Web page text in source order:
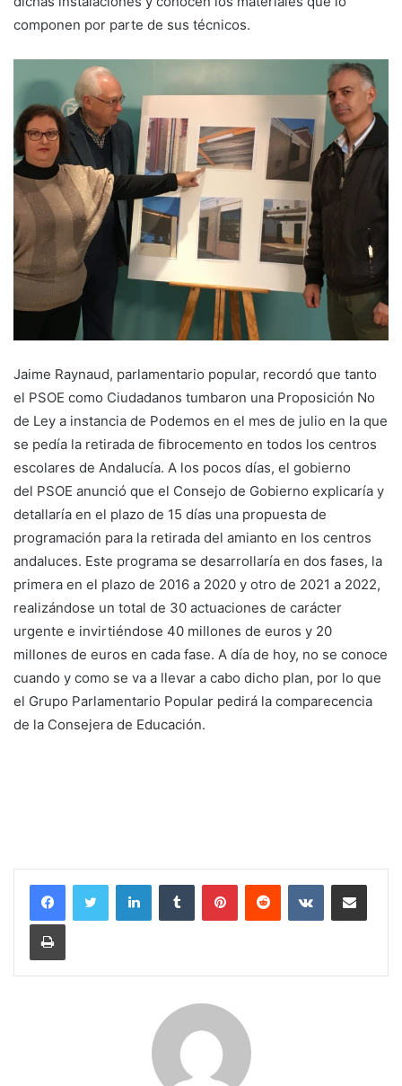
componen por parte de sus técnicos.
Jaime Raynaud, parlamentario popular, recordó que tanto
el PSOE como Ciudadanos tumbaron una Proposición No
de Ley a instancia de Podemos en el mes de julio en la que
se pedía la retirada de fibrocemento en todos los centros
escolares de Andalucía. A los pocos días, el gobierno
del PSOE anunció que el Consejo de Gobierno explicaría y
detallaría en el plazo de 15 días una propuesta de
programación para la retirada del amianto en los centros
andaluces. Este programa se desarrollaría en dos fases, la
primera en el plazo de 2016 a 2020 y otro de 2021 a 2022,
realizándose un total de 30 actuaciones de carácter
urgente e invirtiéndose 40 millones de euros y 20
millones de euros en cada fase. A día de hoy, no se conoce
cuando y como se va a llevar a cabo dicho plan, por lo que
el Grupo Parlamentario Popular pedirá la comparecencia
de la Consejera de Educación.